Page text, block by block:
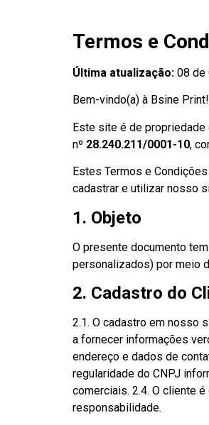
Termos e
Última atualização: 08 de
Bem-vindo(a) à Bsine Print!
Este site é de propriedade
nº 28.240.211/0001-10,
Estes Termos e
cadastrar e utilizar nosso
1. Objeto
O presente documento
personalizados) por meio
2. Cadastro do
2.1. O cadastro em nosso
a fornecer informações
endereço e dados de
regularidade do CNPJ
comerciais. 2.4. O cliente
responsabilidade.